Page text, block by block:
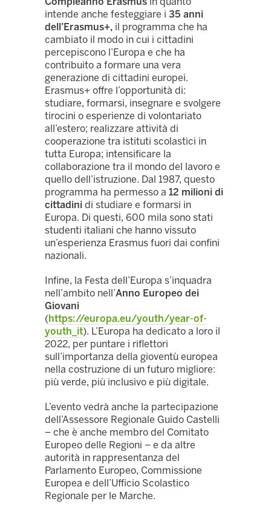
intende anche festeggiare i 35 anni
dell’Erasmus+, il programma che ha
cambiato il modo in cui i cittadini
percepiscono l’Europa e che ha
contribuito a formare una vera
generazione di cittadini europei.
Erasmus+ offre l’opportunità di:
studiare, formarsi, insegnare e svolgere
tirocini o esperienze di volontariato
all’estero; realizzare attività di
cooperazione tra istituti scolastici in
tutta Europa; intensificare la
collaborazione tra il mondo del lavoro e
quello dell’istruzione. Dal 1987, questo
programma ha permesso a 12 milioni di
cittadini di studiare e formarsi in
Europa. Di questi, 600 mila sono stati
studenti italiani che hanno vissuto
un’esperienza Erasmus fuori dai confini
nazionali.
Infine, la Festa dell’Europa s’inquadra
nell’ambito nell’Anno Europeo dei
Giovani
(https://europa.eu/youth/year-of-
youth_it). L’Europa ha dedicato a loro il
2022, per puntare i riflettori
sull’importanza della gioventù europea
nella costruzione di un futuro migliore:
più verde, più inclusivo e più digitale.
L’evento vedrà anche la partecipazione
dell’Assessore Regionale Guido Castelli
– che è anche membro del Comitato
Europeo delle Regioni – e da altre
autorità in rappresentanza del
Parlamento Europeo, Commissione
Europea e dell’Ufficio Scolastico
Regionale per le Marche.